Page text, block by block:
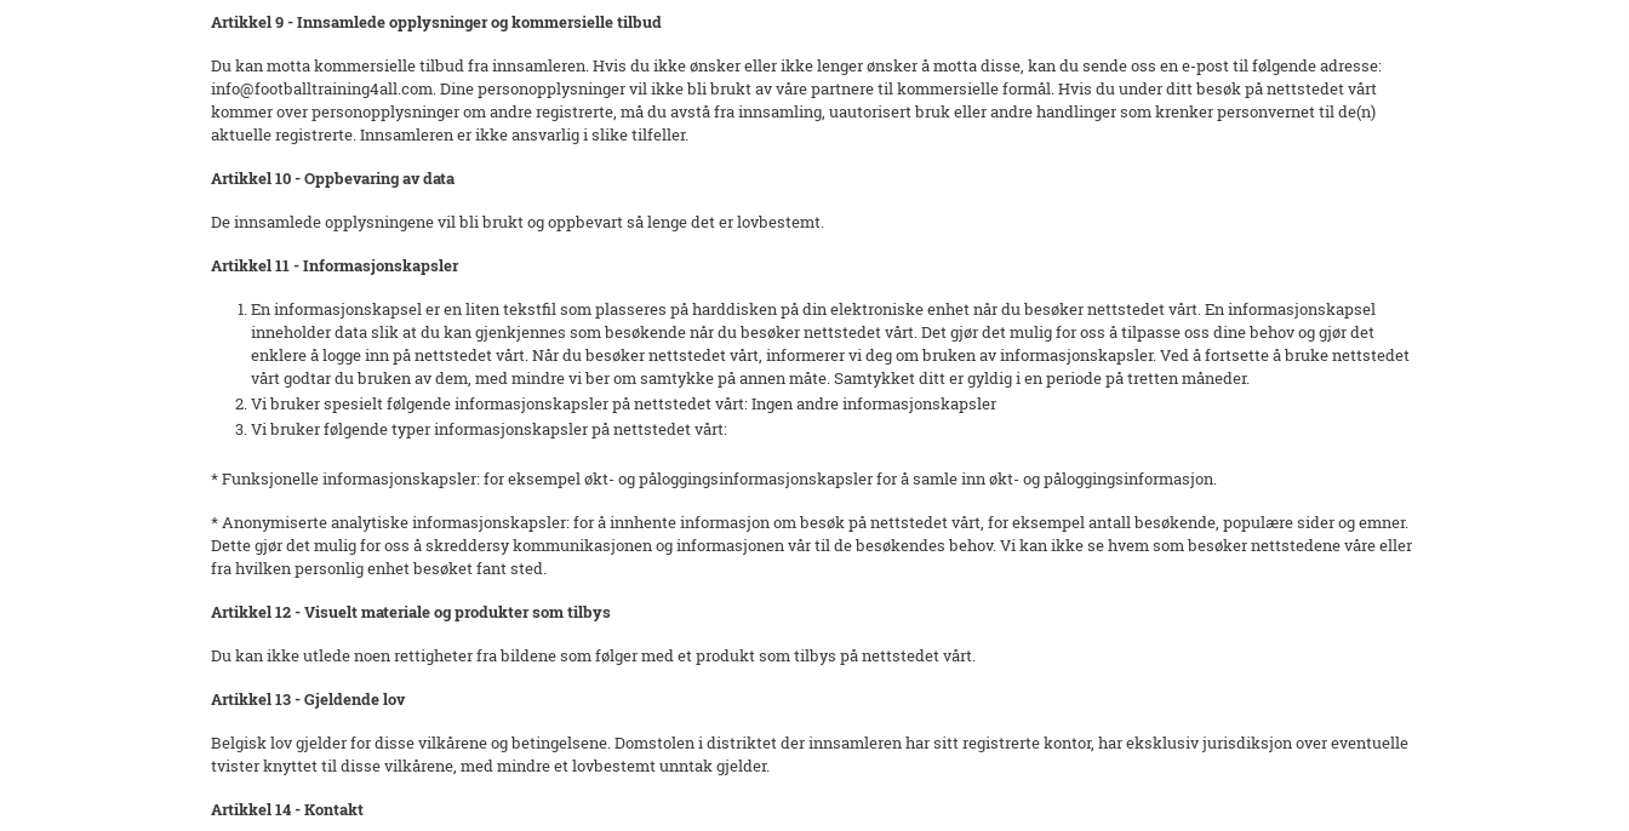
Artikkel 9 - Innsamlede opplysninger og kommersielle tilbud
Du kan motta kommersielle tilbud fra innsamleren. Hvis du ikke ønsker eller ikke lenger ønsker å motta disse, kan du sende oss en e-post til følgende adresse:
info@footballtraining4all.com. Dine personopplysninger vil ikke bli brukt av våre partnere til kommersielle formål. Hvis du under ditt besøk på nettstedet vårt
kommer over personopplysninger om andre registrerte, må du avstå fra innsamling, uautorisert bruk eller andre handlinger som krenker personvernet til de(n)
aktuelle registrerte. Innsamleren er ikke ansvarlig i slike tilfeller.
Artikkel 10 - Oppbevaring av data
De innsamlede opplysningene vil bli brukt og oppbevart så lenge det er lovbestemt.
Artikkel 11 - Informasjonskapsler
En informasjonskapsel er en liten tekstfil som plasseres på harddisken på din elektroniske enhet når du besøker nettstedet vårt. En informasjonskapsel
inneholder data slik at du kan gjenkjennes som besøkende når du besøker nettstedet vårt. Det gjør det mulig for oss å tilpasse oss dine behov og gjør det
enklere å logge inn på nettstedet vårt. Når du besøker nettstedet vårt, informerer vi deg om bruken av informasjonskapsler. Ved å fortsette å bruke nettstedet
vårt godtar du bruken av dem, med mindre vi ber om samtykke på annen måte. Samtykket ditt er gyldig i en periode på tretten måneder.
Vi bruker spesielt følgende informasjonskapsler på nettstedet vårt: Ingen andre informasjonskapsler
Vi bruker følgende typer informasjonskapsler på nettstedet vårt:
* Funksjonelle informasjonskapsler: for eksempel økt- og påloggingsinformasjonskapsler for å samle inn økt- og påloggingsinformasjon.
* Anonymiserte analytiske informasjonskapsler: for å innhente informasjon om besøk på nettstedet vårt, for eksempel antall besøkende, populære sider og emner.
Dette gjør det mulig for oss å skreddersy kommunikasjonen og informasjonen vår til de besøkendes behov. Vi kan ikke se hvem som besøker nettstedene våre eller
fra hvilken personlig enhet besøket fant sted.
Artikkel 12 - Visuelt materiale og produkter som tilbys
Du kan ikke utlede noen rettigheter fra bildene som følger med et produkt som tilbys på nettstedet vårt.
Artikkel 13 - Gjeldende lov
Belgisk lov gjelder for disse vilkårene og betingelsene. Domstolen i distriktet der innsamleren har sitt registrerte kontor, har eksklusiv jurisdiksjon over eventuelle
tvister knyttet til disse vilkårene, med mindre et lovbestemt unntak gjelder.
Artikkel 14 - Kontakt